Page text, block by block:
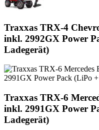
Traxxas TRX-4
inkl. 2992GX Power
Ladegerät)
Traxxas TRX-6
inkl. 2991GX Power
Ladegerät)